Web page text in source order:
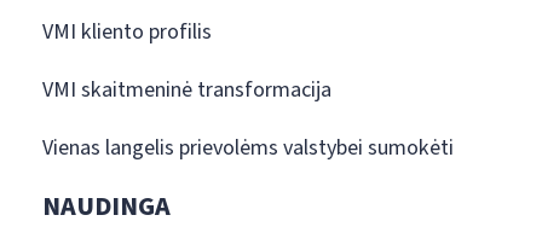
VMI kliento profilis
VMI skaitmeninė transformacija
Vienas langelis prievolėms valstybei sumokėti
NAUDINGA